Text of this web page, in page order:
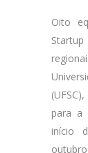
Oito
Startup
para a
início